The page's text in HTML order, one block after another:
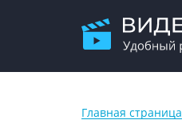
Главная страница